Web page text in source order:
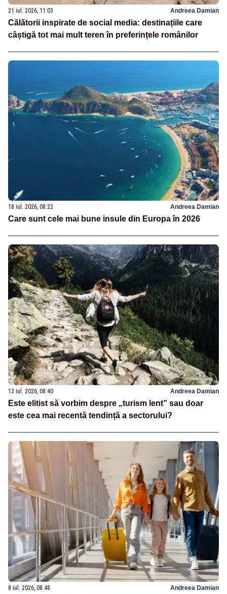
21 iul. 2026, 11:03 Andreea Damian
Călătorii inspirate de social media: destinațiile care
câștigă tot mai mult teren în preferințele românilor
18 iul. 2026, 08:22 Andreea Damian
Care sunt cele mai bune insule din Europa în 2026
13 iul. 2026, 08:40 Andreea Damian
Este elitist să vorbim despre „turism lent” sau doar
este cea mai recentă tendință a sectorului?
8 iul. 2026, 08:48 Andreea Damian